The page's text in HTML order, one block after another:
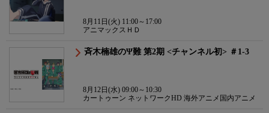
8月11日(火) 11:00～17:00
アニマックスＨＤ
斉木楠雄のΨ難 第2期 <チャンネル初> ＃1-3
8月12日(水) 09:00～10:30
カートゥーン ネットワークHD 海外アニメ国内アニメ